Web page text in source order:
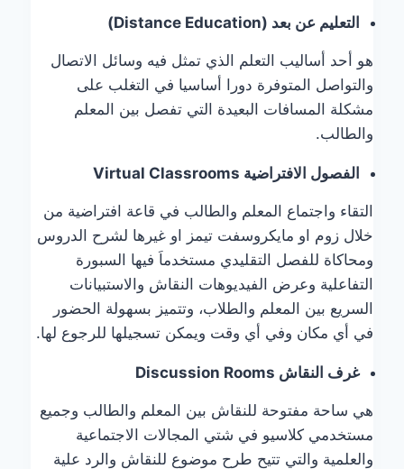
التعليم عن بعد (Distance Education
)
هو أحد أساليب التعلم الذي تمثل فيه وسائل الاتصال
والتواصل المتوفرة دورا أساسيا في التغلب على
مشكلة المسافات البعيدة التي تفصل بين المعلم
والطالب.
الفصول الافتراضية Virtual Classrooms
التقاء واجتماع المعلم والطالب في قاعة افتراضية من
خلال زوم او مايكروسفت تيمز او غيرها لشرح الدروس
ومحاكاة للفصل التقليدي مستخدماَ فيها السبورة
التفاعلية وعرض الفيديوهات النقاش والاستبيانات
السريع بين المعلم والطلاب، وتتميز بسهولة الحضور
في أي مكان وفي أي وقت ويمكن تسجيلها للرجوع لها.
غرف النقاش
هي ساحة مفتوحة للنقاش بين المعلم والطالب وجميع
مستخدمي كلاسيو في شتي المجالات الاجتماعية
والعلمية والتي تتيح طرح موضوع للنقاش والرد علية